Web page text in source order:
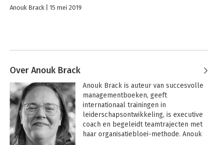
Anouk Brack 15 mei 2019
Over Anouk Brack
Anouk Brack is auteur van succesvolle
managementboeken, geeft
internationaal trainingen in
leiderschapsontwikkeling, is executive
coach en begeleidt teamtrajecten met
haar organisatiebloei-methode. Anouk